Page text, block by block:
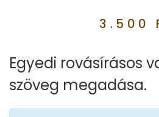
3.500
Egyedi rovásírásos
szöveg megadása.